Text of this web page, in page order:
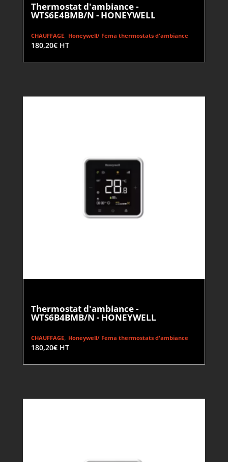
Thermostat d'ambiance -
WTS6E4BMB/N - HONEYWELL
CHAUFFAGE, Honeywell/ Fema thermostats d'ambiance
180,20€ HT
Thermostat d'ambiance -
WTS6B4BMB/N - HONEYWELL
CHAUFFAGE, Honeywell/ Fema thermostats d'ambiance
180,20€ HT